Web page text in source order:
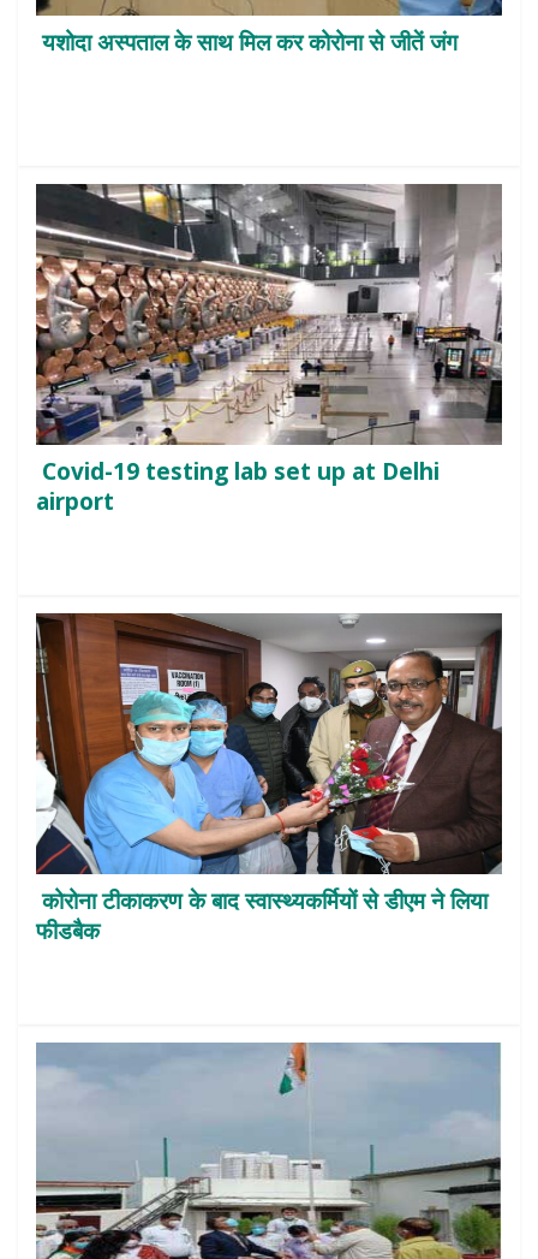
यशोदा अस्पताल के साथ मिल कर कोरोना से जीतें जंग
Covid-19 testing lab set up at Delhi
airport
कोरोना टीकाकरण के बाद स्वास्थ्यकर्मियों से डीएम ने लिया
फीडबैक